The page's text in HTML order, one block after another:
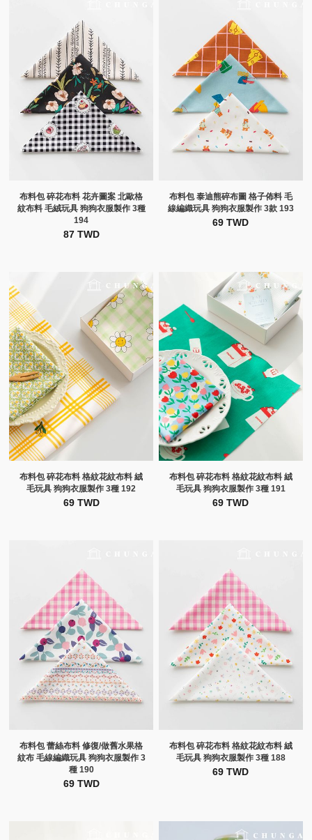
布料包 碎花布料 花卉圖案 北歐格
紋布料 毛絨玩具 狗狗衣服製作 3種
194
87 TWD
布料包 泰迪熊碎布圖 格子佈料 毛
線編織玩具 狗狗衣服製作 3款 193
69 TWD
布料包 碎花布料 格紋花紋布料 絨
毛玩具 狗狗衣服製作 3種 192
69 TWD
布料包 碎花布料 格紋花紋布料 絨
毛玩具 狗狗衣服製作 3種 191
69 TWD
布料包 蕾絲布料 修復/做舊水果格
紋布 毛線編織玩具 狗狗衣服製作 3
種 190
69 TWD
布料包 碎花布料 格紋花紋布料 絨
毛玩具 狗狗衣服製作 3種 188
69 TWD